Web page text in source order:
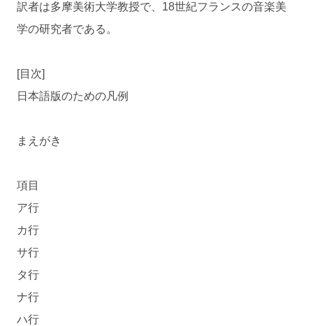
訳者は多摩美術大学教授で、18世紀フランスの音楽美
学の研究者である。
[目次]
日本語版のための凡例
まえがき
項目
ア行
カ行
サ行
タ行
ナ行
ハ行